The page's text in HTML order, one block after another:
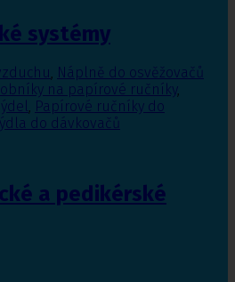
systémy
, Náplně do osvěžovačů
na papírové ručníky,
, Papírové ručníky do
do dávkovačů
a pedikérské